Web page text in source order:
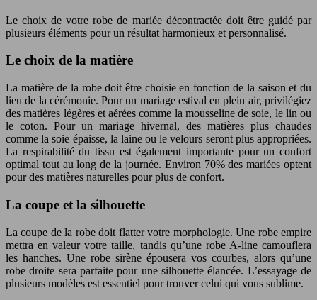
Le choix de votre robe de mariée décontractée doit être guidé par
plusieurs éléments pour un résultat harmonieux et personnalisé.
Le choix de la matière
La matière de la robe doit être choisie en fonction de la saison et du
lieu de la cérémonie. Pour un mariage estival en plein air, privilégiez
des matières légères et aérées comme la mousseline de soie, le lin ou
le coton. Pour un mariage hivernal, des matières plus chaudes
comme la soie épaisse, la laine ou le velours seront plus appropriées.
La respirabilité du tissu est également importante pour un confort
optimal tout au long de la journée. Environ 70% des mariées optent
pour des matières naturelles pour plus de confort.
La coupe et la silhouette
La coupe de la robe doit flatter votre morphologie. Une robe empire
mettra en valeur votre taille, tandis qu’une robe A-line camouflera
les hanches. Une robe sirène épousera vos courbes, alors qu’une
robe droite sera parfaite pour une silhouette élancée. L’essayage de
plusieurs modèles est essentiel pour trouver celui qui vous sublime.